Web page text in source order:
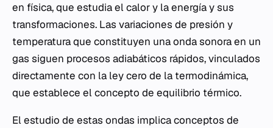
en física, que estudia el calor y la energía y sus
transformaciones. Las variaciones de presión y
temperatura que constituyen una onda sonora en un
gas siguen procesos adiabáticos rápidos, vinculados
directamente con la ley cero de la termodinámica,
que establece el concepto de equilibrio térmico.
El estudio de estas ondas implica conceptos de